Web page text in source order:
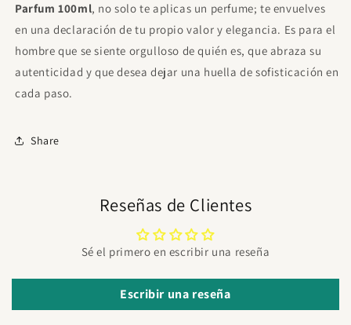
Parfum 100ml, no solo te aplicas un perfume; te envuelves
en una declaración de tu propio valor y elegancia. Es para el
hombre que se siente orgulloso de quién es, que abraza su
autenticidad y que desea dejar una huella de sofisticación en
cada paso.
Share
Reseñas de Clientes
Sé el primero en escribir una reseña
Escribir una reseña